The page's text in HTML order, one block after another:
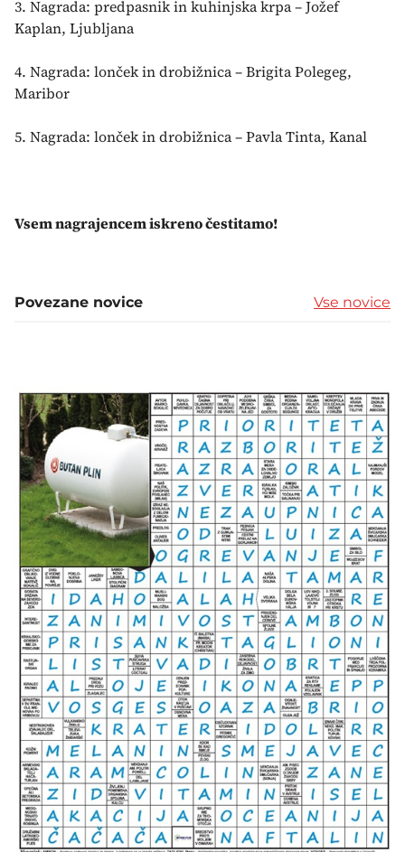
3. Nagrada: predpasnik in kuhinjska krpa – Jožef
Kaplan, Ljubljana
4. Nagrada: lonček in drobižnica – Brigita Polegeg,
Maribor
5. Nagrada: lonček in drobižnica – Pavla Tinta, Kanal
Vsem nagrajencem iskreno čestitamo!
Povezane novice Vse novice